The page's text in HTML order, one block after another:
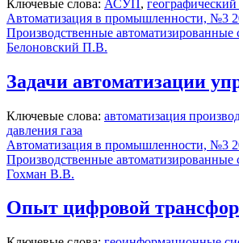
Ключевые слова: АСУП, географический
Автоматизация в промышленности, №3
Производственные автоматизированные
Белоновский П.В.
Задачи автоматизации
Ключевые слова: автоматизация
давления газа
Автоматизация в промышленности, №3
Производственные автоматизированные
Гохман В.В.
Опыт цифровой